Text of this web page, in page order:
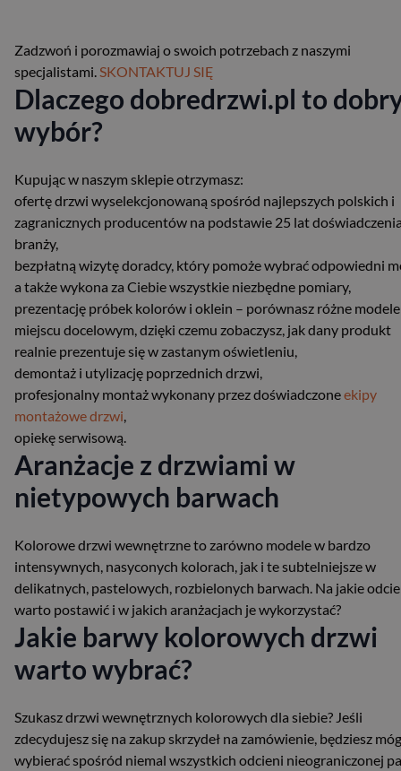
Zadzwoń i porozmawiaj o swoich potrzebach z naszymi
specjalistami. SKONTAKTUJ SIĘ
Dlaczego dobredrzwi.pl to
wybór?
Kupując w naszym sklepie otrzymasz:
ofertę drzwi wyselekcjonowaną spośród najlepszych polskich i
zagranicznych producentów na podstawie 25 lat
branży,
bezpłatną wizytę doradcy, który pomoże wybrać odpowiedni
a także wykona za Ciebie wszystkie niezbędne pomiary,
prezentację próbek kolorów i oklein – porównasz różne
miejscu docelowym, dzięki czemu zobaczysz, jak dany produkt
realnie prezentuje się w zastanym oświetleniu,
demontaż i utylizację poprzednich drzwi,
profesjonalny montaż wykonany przez doświadczoneekipy
montażowe drzwi
opiekę serwisową.
Aranżacje z drzwiami w
nietypowych barwach
Kolorowe drzwi wewnętrzne to zarówno modele w bardzo
intensywnych, nasyconych kolorach, jak i te subtelniejsze w
delikatnych, pastelowych, rozbielonych barwach. Na jakie
warto postawić i w jakich aranżacjach je wykorzystać?
Jakie barwy kolorowych drzwi
warto wybrać?
Szukasz drzwi wewnętrznych kolorowych dla siebie? Jeśli
zdecydujesz się na zakup skrzydeł na zamówienie, będziesz
wybierać spośród niemal wszystkich odcieni nieograniczonej